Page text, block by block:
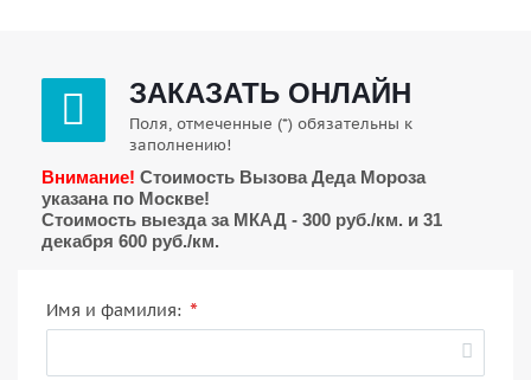
ЗАКАЗАТЬ ОНЛАЙН
Поля, отмеченные (*) обязательны к
заполнению!
Внимание! Стоимость Вызова Деда Мороза
указана по Москве!
Стоимость выезда за МКАД - 300 руб./км. и 31
декабря 600 руб./км.
Имя и фамилия: *